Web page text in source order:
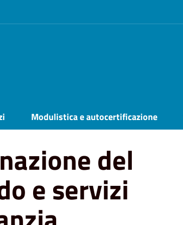
Modulistica e autocertificazione
nido e servizi educativi per l'infanzia
del
e servizi